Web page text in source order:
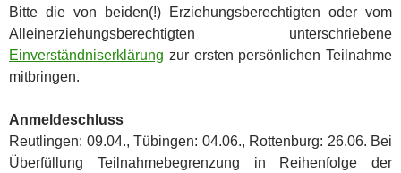
Bitte die von beiden(!) Erziehungsberechtigten oder vom
Alleinerziehungsberechtigten unterschriebene
Einverständniserklärung zur ersten persönlichen Teilnahme
mitbringen.
Anmeldeschluss
Reutlingen: 09.04., Tübingen: 04.06., Rottenburg: 26.06. Bei
Überfüllung Teilnahmebegrenzung in Reihenfolge der